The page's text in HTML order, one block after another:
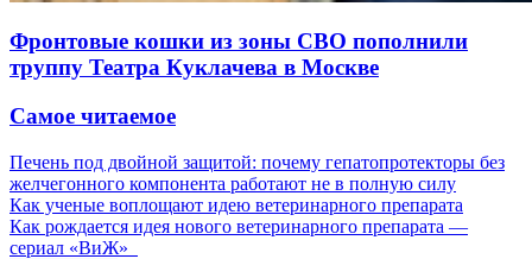
Фронтовые кошки из зоны СВО пополнили
труппу Театра Куклачева в Москве
Самое читаемое
Печень под двойной защитой: почему гепатопротекторы без
желчегонного компонента работают не в полную силу
Как ученые воплощают идею ветеринарного препарата
Как рождается идея нового ветеринарного препарата —
сериал «ВиЖ»